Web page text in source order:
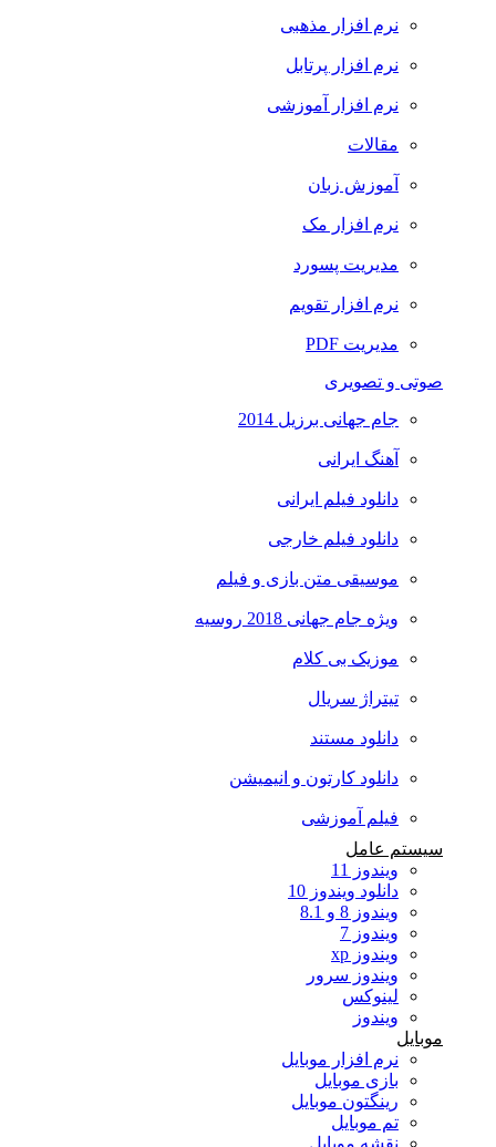
نرم افزار مذهبی
نرم افزار پرتابل
نرم افزار آموزشی
مقالات
آموزش زبان
نرم افزار مک
مدیریت پسورد
نرم افزار تقویم
مدیریت PDF
صوتی و تصویری
جام جهانی برزیل 2014
آهنگ ایرانی
دانلود فیلم ایرانی
دانلود فیلم خارجی
موسیقی متن بازی و فیلم
ویژه جام جهانی 2018 روسیه
موزیک بی کلام
تیتراژ سریال
دانلود مستند
دانلود کارتون و انیمیشن
فیلم آموزشی
سیستم عامل
ویندوز 11
دانلود ویندوز 10
ویندوز 8 و 8.1
ویندوز 7
ویندوز xp
ویندوز سرور
لینوکس
ویندوز
موبایل
نرم افزار موبایل
بازی موبایل
رینگتون موبایل
تم موبایل
نقشه موبایل